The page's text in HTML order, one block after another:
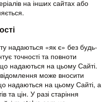
на інших сайтах або
надаються «як є» без будь-
точності та повноти
надаються на цьому Сайті.
може вносити
надаються на цьому Сайті, а
та цін. У разі старіння